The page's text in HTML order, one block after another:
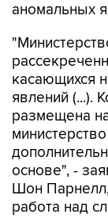
аномальных
касающихся
явлений (...).
размещена
основе", -
Шон
работа над